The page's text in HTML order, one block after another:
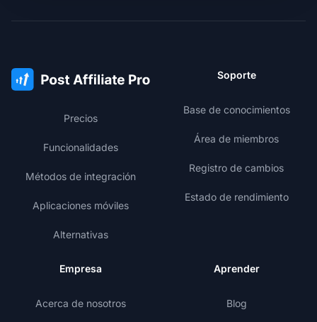
Precios
Funcionalidades
Métodos de integración
Aplicaciones móviles
Alternativas
Soporte
Base de conocimientos
Área de miembros
Registro de cambios
Estado de rendimiento
Empresa
Acerca de nosotros
Aprender
Blog